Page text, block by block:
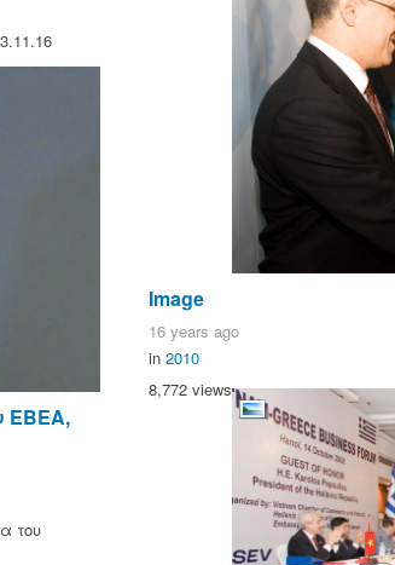
ΕΒΕΑ,
του
Image
16 years ago
in 2010
8,772 views